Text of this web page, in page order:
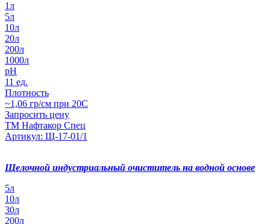
1л
5л
10л
20л
200л
1000л
pH
11 ед.
Плотность
~1,06 гр/см при 20С
Запросить цену
ТМ Нафтакор Спец
Артикул: Щ-17-01/1
Щелочной индустриальный очиститель на водной основе
5л
10л
30л
200л